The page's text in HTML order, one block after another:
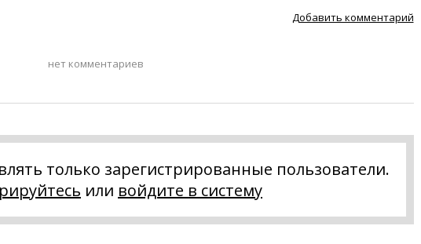
Добавить комментарий
нет комментариев
только зарегистрированные пользователи.
или войдите в систему